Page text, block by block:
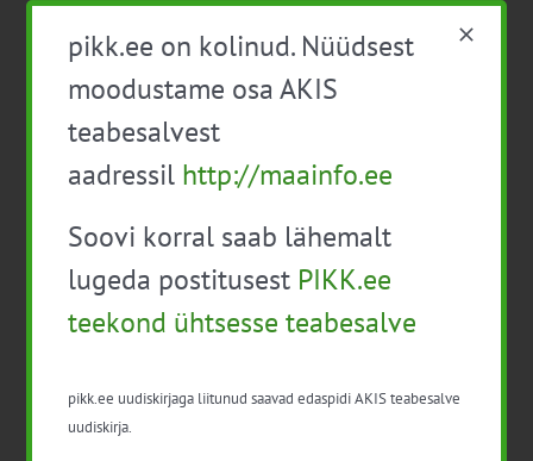
Põlluraamat praktiline
kasutamine
BASF põllupäev
Detailid
pikk.ee on kolinud. Nüüdsest
moodustame osa AKIS
teabesalvest
aadressil http://maainfo.ee
Soovi korral saab lähemalt
lugeda postitusest PIKK.ee
teekond ühtsesse teabesalve
pikk.ee uudiskirjaga liitunud saavad edaspidi AKIS teabesalve
uudiskirja.